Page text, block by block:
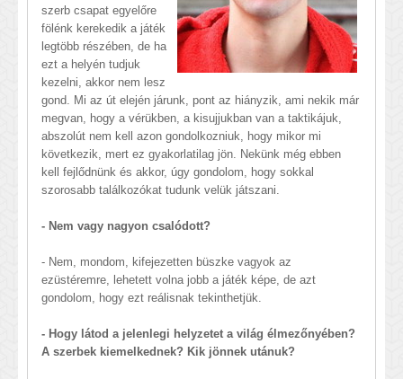
szerb csapat egyelőre
fölénk kerekedik a játék
legtöbb részében, de ha
ezt a helyén tudjuk
kezelni, akkor nem lesz
gond. Mi az út elején járunk, pont az hiányzik, ami nekik már
megvan, hogy a vérükben, a kisujjukban van a taktikájuk,
abszolút nem kell azon gondolkozniuk, hogy mikor mi
következik, mert ez gyakorlatilag jön. Nekünk még ebben
kell fejlődnünk és akkor, úgy gondolom, hogy sokkal
szorosabb találkozókat tudunk velük játszani.
- Nem vagy nagyon csalódott?
- Nem, mondom, kifejezetten büszke vagyok az
ezüstéremre, lehetett volna jobb a játék képe, de azt
gondolom, hogy ezt reálisnak tekinthetjük.
- Hogy látod a jelenlegi helyzetet a világ élmezőnyében?
A szerbek kiemelkednek? Kik jönnek utánuk?